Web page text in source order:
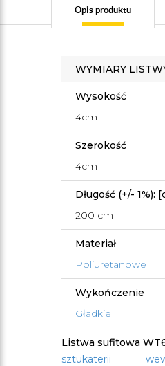
Opis produktu
WYMIARY
Wysokość
4cm
Szerokość
4cm
Długość (+/- 1%):
200 cm
Materiał
Poliuretanowe
Wykończenie
Gładkie
Listwa sufitowa
sztukaterii